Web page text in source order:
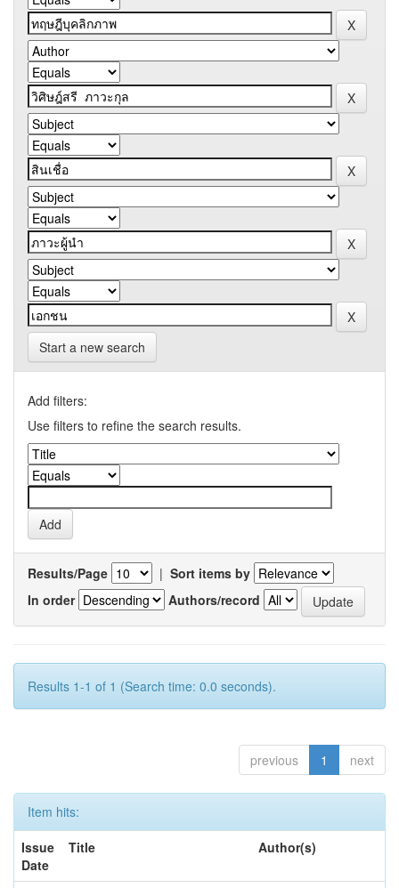
Start a new search
Add filters:
Use filters to refine the search results.
Results/Page | Sort items by
In order
Authors/record
Results 1-1 of 1 (Search time: 0.0 seconds).
previous 1 next
Item hits:
Issue
Date
Title Author(s)